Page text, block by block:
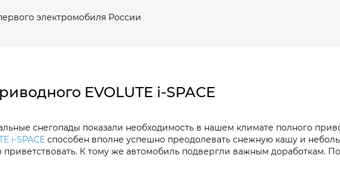
электромобиля России
EVOLUTE i‑SPACE
снегопады показали необходимость в нашем климате полного
i‑SPACE способен вполне успешно преодолевать снежную кашу и
К тому же автомобиль подвергли важным доработкам.